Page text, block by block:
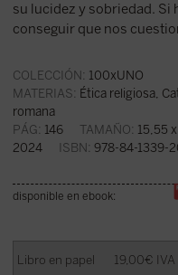
su lucidez y sobriedad. Si
conseguir que nos
COLECCIÓN: 100xUNO
MATERIAS: Ética religiosa,
romana
PÁG: 146 TAMAÑO: 15,55
2024 ISBN: 978-84-1339-
disponible en ebook: